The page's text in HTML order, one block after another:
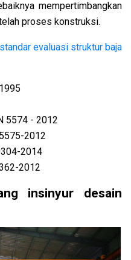
mempertimbangkan
proses konstruksi.
standar evaluasi struktur baja
5574 - 2012
2012
2014
2012
insinyur desain